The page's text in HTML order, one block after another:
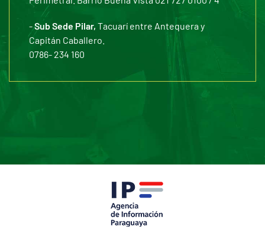
-Sub Sede Pilar, Tacuarí entre Antequera y
Capitán Caballero.
0786- 234 160